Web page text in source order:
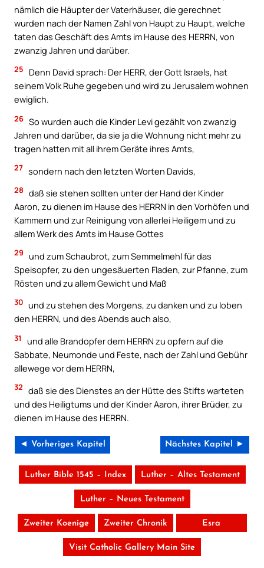
nämlich die Häupter der Vaterhäuser, die gerechnet
wurden nach der Namen Zahl von Haupt zu Haupt, welche
taten das Geschäft des Amts im Hause des HERRN, von
zwanzig Jahren und darüber.
25
Denn David sprach: Der HERR, der Gott Israels, hat
seinem Volk Ruhe gegeben und wird zu Jerusalem wohnen
ewiglich.
26 So wurden auch die Kinder Levi gezählt von zwanzig
Jahren und darüber, da sie ja die Wohnung nicht mehr zu
tragen hatten mit all ihrem Geräte ihres Amts,
27 sondern nach den letzten Worten Davids,
28 daß sie stehen sollten unter der Hand der Kinder
Aaron, zu dienen im Hause des HERRN in den Vorhöfen und
Kammern und zur Reinigung von allerlei Heiligem und zu
allem Werk des Amts im Hause Gottes
29 und zum Schaubrot, zum Semmelmehl für das
Speisopfer, zu den ungesäuerten Fladen, zur Pfanne, zum
Rösten und zu allem Gewicht und Maß
30 und zu stehen des Morgens, zu danken und zu loben
den HERRN, und des Abends auch also,
31
und alle Brandopfer dem HERRN zu opfern auf die
Sabbate, Neumonde und Feste, nach der Zahl und Gebühr
allewege vor dem HERRN,
32 daß sie des Dienstes an der Hütte des Stifts warteten
und des Heiligtums und der Kinder Aaron, ihrer Brüder, zu
dienen im Hause des HERRN.
◄ Vorheriges Kapitel Nächstes Kapitel ►
Luther Bible 1545 – Index Luther – Altes Testament
Luther – Neues Testament
Zweiter Koenige Zweiter Chronik Esra
Visit Catholic Gallery Main Site